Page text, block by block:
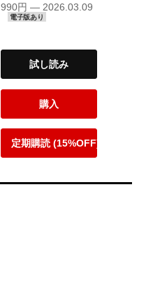
990円 — 2026.03.09
電子版あり
試し読み
購入
定期購読 (15%OFF)